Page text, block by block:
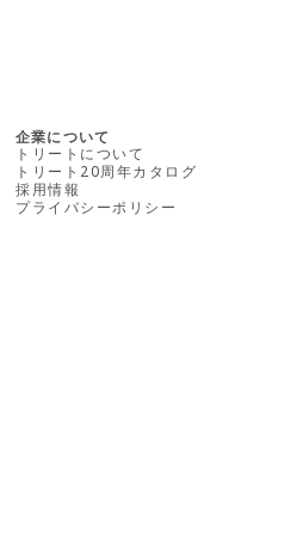
企業について
トリートについて
トリート20周年カタログ
採用情報
プライバシーポリシー